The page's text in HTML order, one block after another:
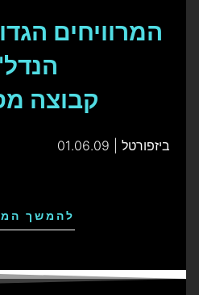
המרוויחים
קבוצה
ביזפורטל | 01.06.09
להמשך